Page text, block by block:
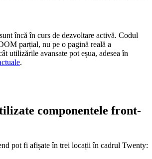
încă în curs de dezvoltare activă. Codul
parțial, nu pe o pagină reală a
utilizările avansate pot eșua, adesea în
.
componentele front-
pot fi afișate în trei locații în cadrul Twenty: